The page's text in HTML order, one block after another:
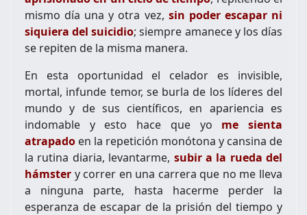
mismo día una y otra vez, sin poder escapar ni
siquiera del suicidio; siempre amanece y los días
se repiten de la misma manera.
En esta oportunidad el celador es invisible,
mortal, infunde temor, se burla de los líderes del
mundo y de sus científicos, en apariencia es
indomable y esto hace que yo me sienta
atrapado en la repetición monótona y cansina de
la rutina diaria, levantarme, subir a la rueda del
hámster y correr en una carrera que no me lleva
a ninguna parte, hasta hacerme perder la
esperanza de escapar de la prisión del tiempo y